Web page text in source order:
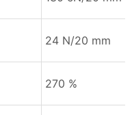
24 N/20 mm
270 %